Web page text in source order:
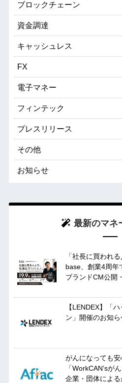
ブロックチェーン
資金調達
キャッシュレス
FX
電子マネー
フィンテック
プレスリリース
その他
お知らせ
最新のマネ
「社長に買われ
base、創業4周年
ブランドCM公開
【LENDEX】「
ン」開催のお知ら
がんになっても
「WorkCAN’sが
企業・団体によ